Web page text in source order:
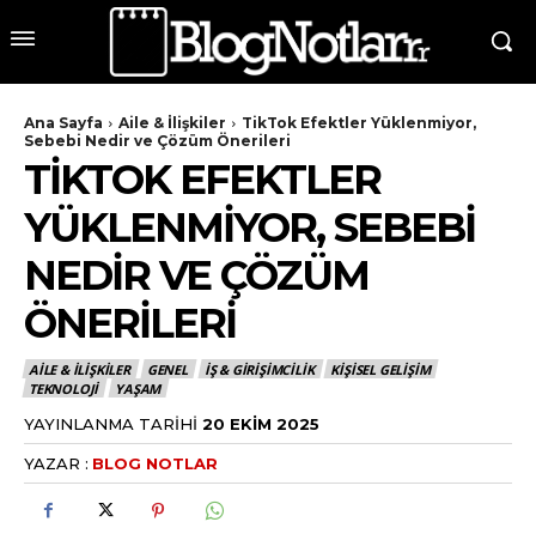
Ana Sayfa Aile & İlişkiler
TikTok Efektler Yüklenmiyor,
Sebebi Nedir ve Çözüm Önerileri
TIKTOK EFEKTLER
YÜKLENMIYOR, SEBEBI
NEDIR VE ÇÖZÜM
ÖNERILERI
AILE & İLIŞKILER GENEL İŞ & GIRIŞIMCILIK
KIŞISEL GELIŞIM
TEKNOLOJI
YAŞAM
YAYINLANMA TARIHI 20 EKIM 2025
YAZAR : BLOG NOTLAR